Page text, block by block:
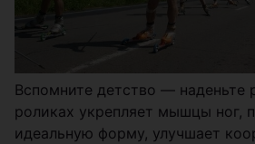
Вспомните детство — наденьте
роликах укрепляет мышцы ног,
идеальную форму, улучшает